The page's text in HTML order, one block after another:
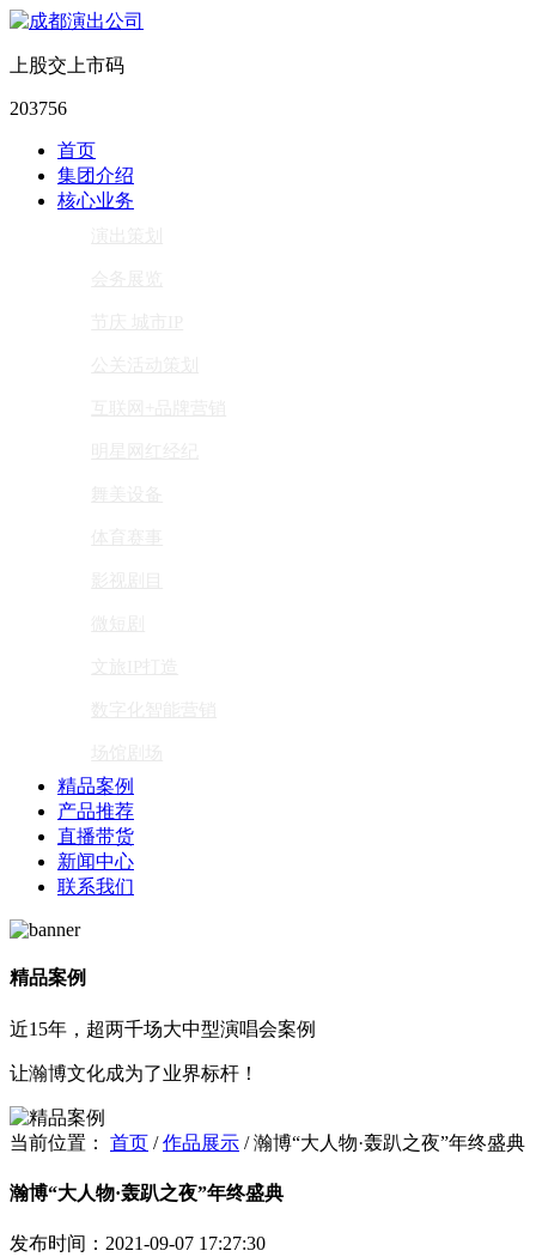
上股交上市码
203756
首页
集团介绍
核心业务
精品案例
产品推荐
直播带货
新闻中心
联系我们
精品案例
近15年，超两千场大中型演唱会案例
让瀚博文化成为了业界标杆！
当前位置： 首页 /作品展示 /瀚博“大人物·轰趴之夜”年终盛典
瀚博“大人物·轰趴之夜”年终盛典
发布时间：2021-09-07 17:27:30